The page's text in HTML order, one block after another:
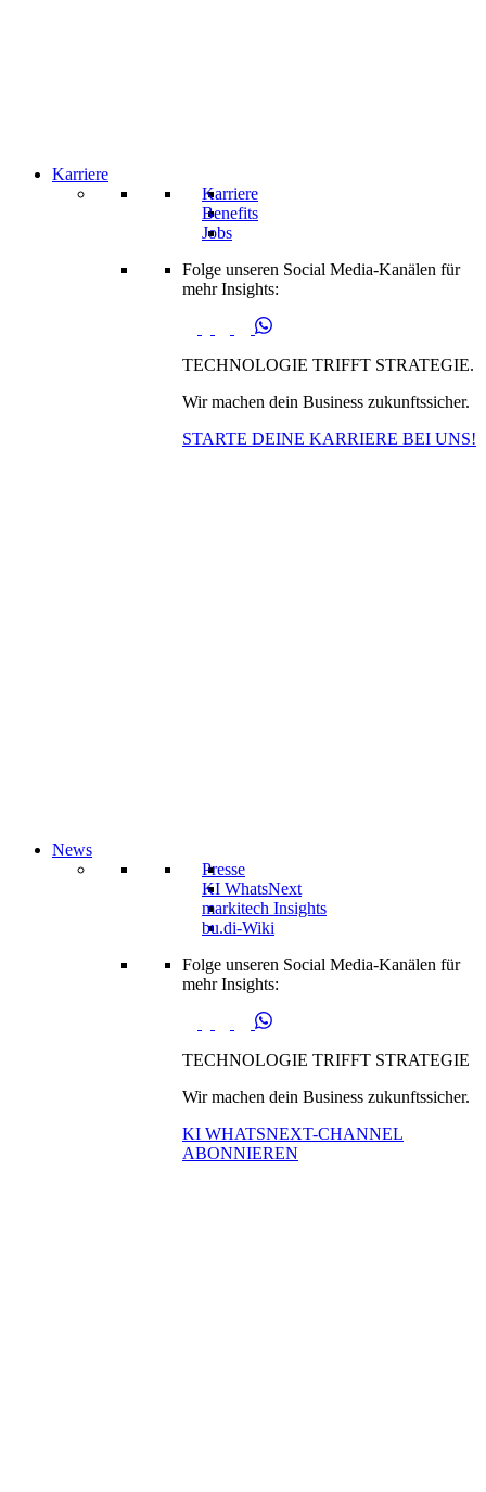
Karriere
Karriere
Benefits
Jobs
Folge unseren Social Media-Kanälen für
mehr Insights:
TECHNOLOGIE TRIFFT STRATEGIE.
Wir machen dein Business zukunftssicher.
STARTE DEINE KARRIERE BEI UNS!
News
Presse
KI WhatsNext
markitech Insights
bu.di-Wiki
Folge unseren Social Media-Kanälen für
mehr Insights:
TECHNOLOGIE TRIFFT STRATEGIE
Wir machen dein Business zukunftssicher.
KI WHATSNEXT-CHANNEL
ABONNIEREN